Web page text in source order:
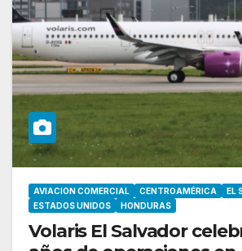
AVIACION COMERCIAL CENTROAMÉRICA
EL
ESTADOS UNIDOS
HONDURAS
Volaris El Salvador